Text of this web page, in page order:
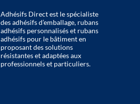
Adhésifs Direct est le spécialiste
des adhésifs d’emballage, rubans
adhésifs personnalisés et rubans
adhésifs pour le bâtiment en
proposant des solutions
résistantes et adaptées aux
professionnels et particuliers.